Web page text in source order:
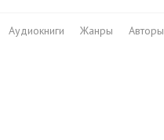
Аудиокниги Жанры Авторы